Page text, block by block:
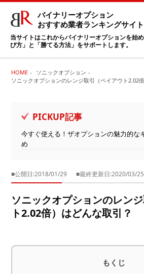
バイナリーオプション
おすすめ業者ランキングサイト
当サイトはこれからバイナリーオプションを始
び方」と「勝てる方法」をサポートします。
HOME
ソニックオプション
ソニックオプションのレンジ取引（ペイアウト2.02
PICKUP記事
今すぐ使える！ザオプションの魅力的な
め
■公開日:2018/01/29 ■最終更新日:2020/03/25
ソニックオプションのレン
ト2.02倍）はどんな取引？
もくじ